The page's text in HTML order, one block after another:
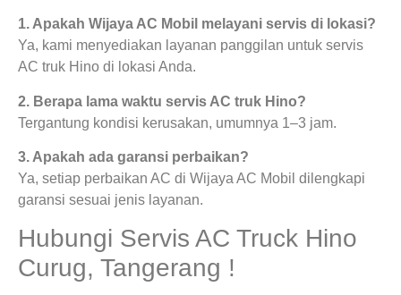
1. Apakah Wijaya AC Mobil melayani servis di lokasi?
Ya, kami menyediakan layanan panggilan untuk servis
AC truk Hino di lokasi Anda.
2. Berapa lama waktu servis AC truk Hino?
Tergantung kondisi kerusakan, umumnya 1–3 jam.
3. Apakah ada garansi perbaikan?
Ya, setiap perbaikan AC di Wijaya AC Mobil dilengkapi
garansi sesuai jenis layanan.
Hubungi Servis AC Truck Hino
Curug, Tangerang !